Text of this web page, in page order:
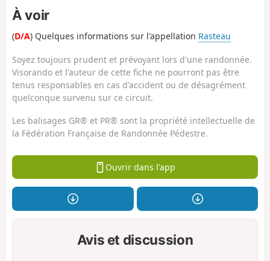
À voir
(D/A) Quelques informations sur l'appellation Rasteau
Soyez toujours prudent et prévoyant lors d'une randonnée.
Visorando et l'auteur de cette fiche ne pourront pas être
tenus responsables en cas d'accident ou de désagrément
quelconque survenu sur ce circuit.
Les balisages GR® et PR® sont la propriété intellectuelle de
la Fédération Française de Randonnée Pédestre.
Ouvrir dans l'app
Avis et discussion